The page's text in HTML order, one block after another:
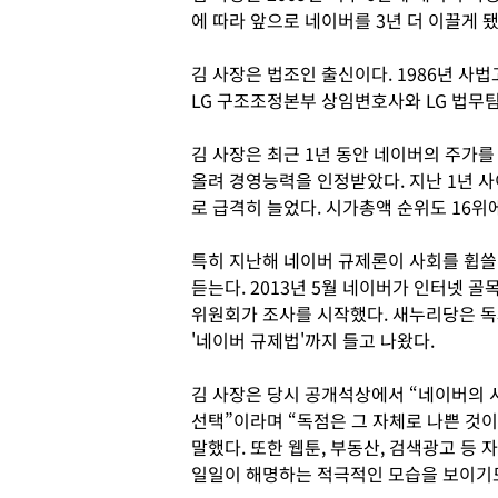
에 따라 앞으로 네이버를 3년 더 이끌게
김 사장은 법조인 출신이다. 1986년 사
LG 구조조정본부 상임변호사와 LG 법
김 사장은 최근 1년 동안 네이버의 주가
올려 경영능력을 인정받았다. 지난 1년
로 급격히 늘었다. 시가총액 순위도 16위
특히 지난해 네이버 규제론이 사회를 휩
듣는다. 2013년 5월 네이버가 인터넷 골
위원회가 조사를 시작했다. 새누리당은
'네이버 규제법'까지 들고 나왔다.
김 사장은 당시 공개석상에서 “네이버의
선택”이라며 “독점은 그 자체로 나쁜 것
말했다. 또한 웹툰, 부동산, 검색광고 등
일일이 해명하는 적극적인 모습을 보이